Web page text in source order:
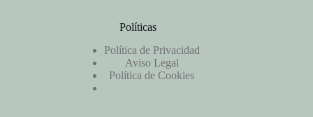
Políticas
Política de Privacidad
Aviso Legal
Política de Cookies